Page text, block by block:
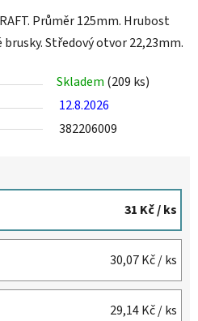
Průměr 125mm. Hrubost
Středový otvor 22,23mm.
Skladem (209 ks)
12.8.2026
382206009
31 Kč/ ks
30,07 Kč/ ks
29,14 Kč/ ks